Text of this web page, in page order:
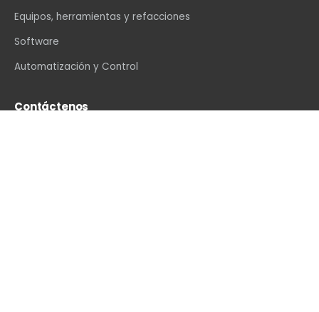
Equipos, herramientas y refacciones
Software
Automatización y Control
Contáctenos